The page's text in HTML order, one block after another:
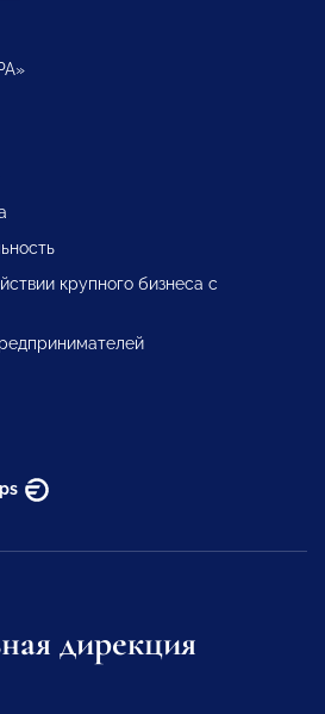
крупного бизнеса с
дирекция